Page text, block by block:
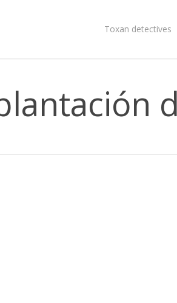
Toxan detectives